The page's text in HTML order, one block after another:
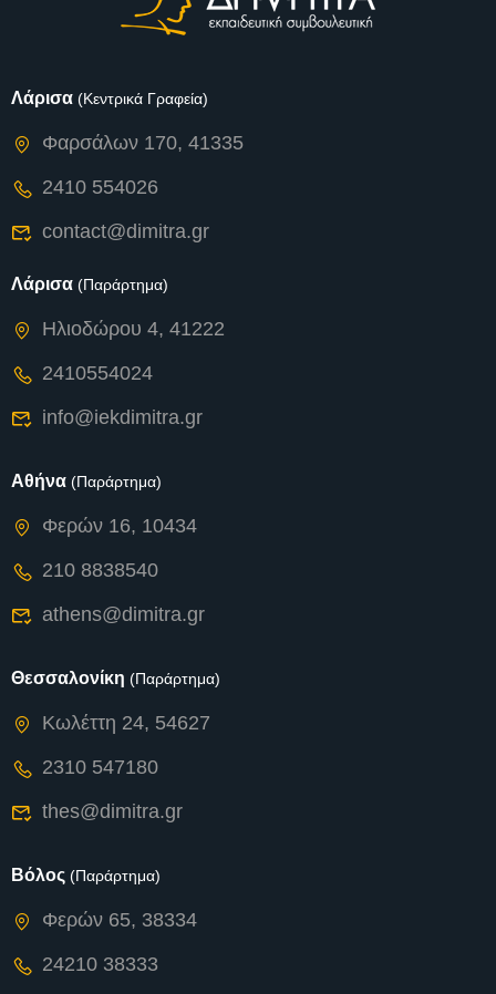
Λάρισα (Κεντρικά Γραφεία)
Φαρσάλων 170, 41335
2410 554026
contact@dimitra.gr
Λάρισα (Παράρτημα)
Ηλιοδώρου 4, 41222
2410554024
info@iekdimitra.gr
Αθήνα (Παράρτημα)
Φερών 16, 10434
210 8838540
athens@dimitra.gr
Θεσσαλονίκη (Παράρτημα)
Κωλέττη 24, 54627
2310 547180
thes@dimitra.gr
Βόλος (Παράρτημα)
Φερών 65, 38334
24210 38333